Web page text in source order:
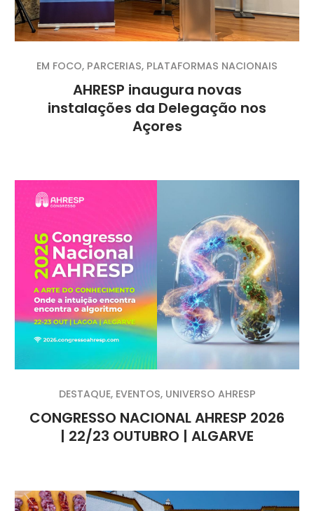
AHRESP inaugura novas
instalações da Delegação nos
Açores
EM FOCO, PARCERIAS, PLATAFORMAS NACIONAIS
CONGRESSO NACIONAL AHRESP 2026
| 22/23 OUTUBRO | ALGARVE
DESTAQUE, EVENTOS, UNIVERSO AHRESP